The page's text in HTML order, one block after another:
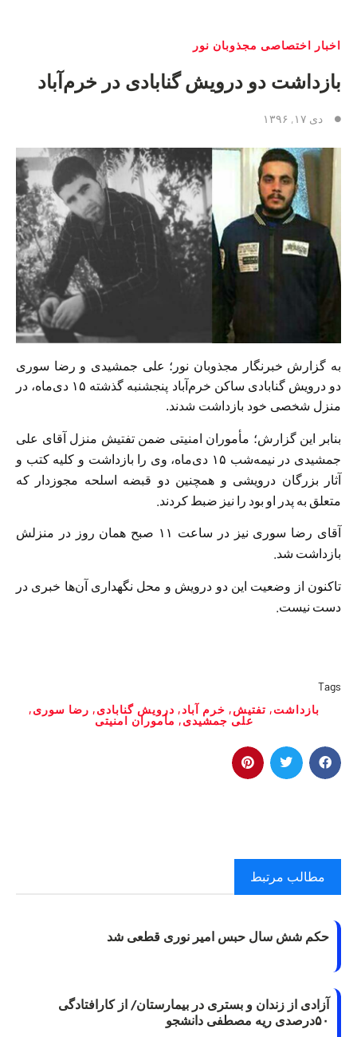
اخبار اختصاصی مجذوبان نور
بازداشت دو درویش گنابادی در خرم‌آباد
دی ۱۷, ۱۳۹۶
به گزارش خبرنگار مجذوبان نور؛ علی جمشیدی و رضا سوری
دو درویش گنابادی ساکن خرم‌آباد پنجشنبه گذشته ۱۵ دی‌ماه، در
منزل شخصی خود بازداشت شدند.
بنابر این گزارش؛ مأموران امنیتی ضمن تفتیش منزل آقای علی
جمشیدی در نیمه‌شب ۱۵ دی‌ماه، وی را بازداشت و کلیه کتب و
آثار بزرگان درویشی و همچنین دو قبضه اسلحه مجوزدار که
متعلق به پدر او بود را نیز ضبط کردند.
آقای رضا سوری نیز در ساعت ۱۱ صبح‌‌ همان روز در منزلش
بازداشت شد.
تاکنون از وضعیت این دو درویش و محل نگهداری آن‌ها خبری در
دست نیست.
Tags
بازداشت, تفتیش, خرم آباد, درویش گنابادی, رضا سوری,
علی جمشیدی, مأموران امنیتی
مطالب مرتبط
حکم شش سال حبس امیر نوری قطعی شد
آزادی از زندان و بستری در بیمارستان/ از کارافتادگی
۵۰درصدی ریه مصطفی دانشجو